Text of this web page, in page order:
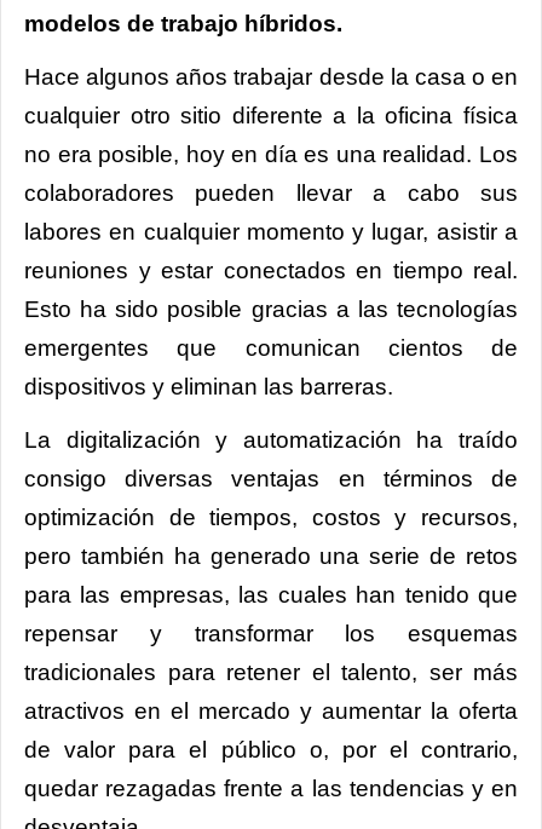
modelos de trabajo híbridos.
Hace algunos años trabajar desde la casa o en
cualquier otro sitio diferente a la oficina física
no era posible, hoy en día es una realidad. Los
colaboradores pueden llevar a cabo sus
labores en cualquier momento y lugar, asistir a
reuniones y estar conectados en tiempo real.
Esto ha sido posible gracias a las tecnologías
emergentes que comunican cientos de
dispositivos y eliminan las barreras.
La digitalización y automatización ha traído
consigo diversas ventajas en términos de
optimización de tiempos, costos y recursos,
pero también ha generado una serie de retos
para las empresas, las cuales han tenido que
repensar y transformar los esquemas
tradicionales para retener el talento, ser más
atractivos en el mercado y aumentar la oferta
de valor para el público o, por el contrario,
quedar rezagadas frente a las tendencias y en